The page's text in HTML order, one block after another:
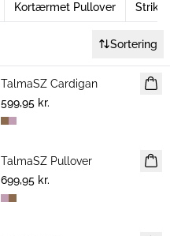
Kortærmet Pullover
Sortering
NYHED
TalmaSZ Cardigan
599,95 kr.
NYHED
TalmaSZ Pullover
699,95 kr.